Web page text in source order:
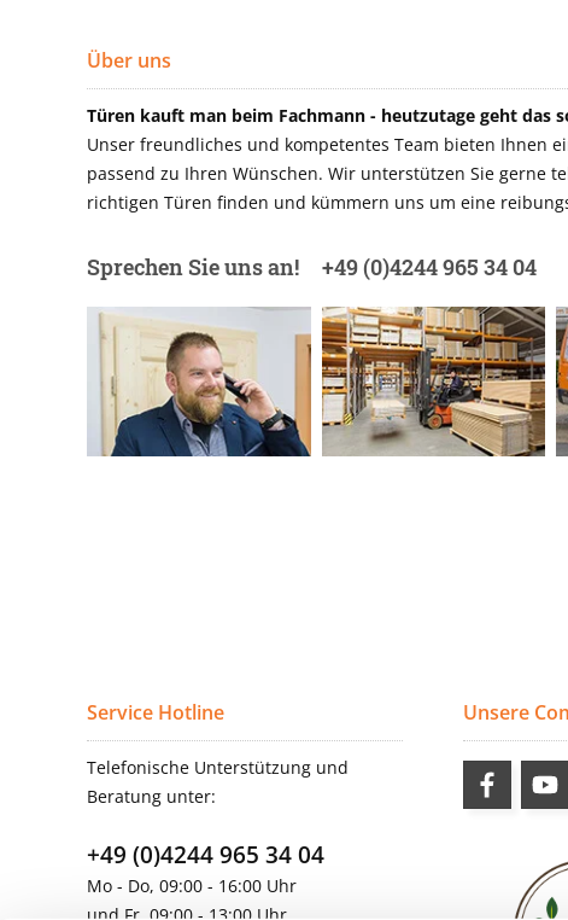
Über uns
Türen kauft man beim Fachmann - heutzutage geht das
Unser freundliches und kompetentes Team bieten Ihnen
passend zu Ihren Wünschen. Wir unterstützen Sie gerne
richtigen Türen finden und kümmern uns um eine
Sprechen Sie uns an! +49 (0)4244 965 34 04
Service Hotline
Telefonische Unterstützung und
Beratung unter:
+49 (0)4244 965 34 04
Mo - Do, 09:00 - 16:00 Uhr
und Fr, 09:00 - 13:00 Uhr
Unsere